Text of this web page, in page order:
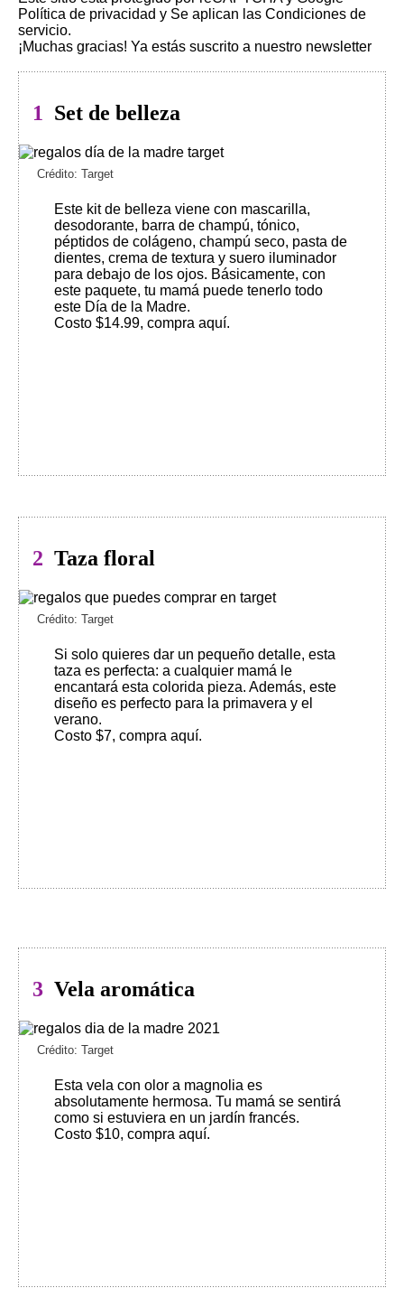
Política de privacidad y Se aplican las Condiciones de
servicio.
¡Muchas gracias! Ya estás suscrito a nuestro newsletter
Set de belleza
1
Crédito: Target
Este kit de belleza viene con mascarilla,
desodorante, barra de champú, tónico,
péptidos de colágeno, champú seco, pasta de
dientes, crema de textura y suero iluminador
para debajo de los ojos. Básicamente, con
este paquete, tu mamá puede tenerlo todo
este Día de la Madre.
Costo $14.99, compra aquí.
Taza floral
2
Crédito: Target
Si solo quieres dar un pequeño detalle, esta
taza es perfecta: a cualquier mamá le
encantará esta colorida pieza. Además, este
diseño es perfecto para la primavera y el
verano.
Costo $7, compra aquí.
Vela aromática
3
Crédito: Target
Esta vela con olor a magnolia es
absolutamente hermosa. Tu mamá se sentirá
como si estuviera en un jardín francés.
Costo $10, compra aquí.